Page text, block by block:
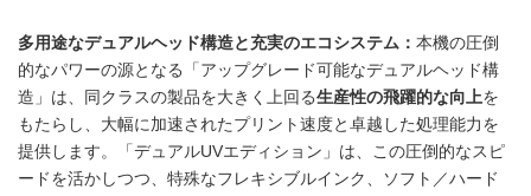
多用途なデュアルヘッド構造と充実のエコシステム： 本機の圧倒
的なパワーの源となる「アップグレード可能なデュアルヘッド構
造」は、同クラスの製品を大きく上回る生産性の飛躍的な向上を
もたらし、大幅に加速されたプリント速度と卓越した処理能力を
提供します。「デュアルUVエディション」は、この圧倒的なスピ
ードを活かしつつ、特殊なフレキシブルインク、ソフト／ハード